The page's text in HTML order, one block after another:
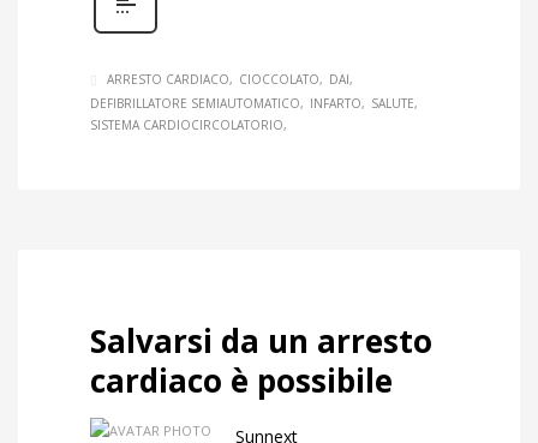
ARRESTO CARDIACO CIOCCOLATO
DAI
DEFIBRILLATORE SEMIAUTOMATICO
INFARTO
SALUTE
SISTEMA CARDIOCIRCOLATORIO
Salvarsi da un arresto
cardiaco è possibile
Sunnext